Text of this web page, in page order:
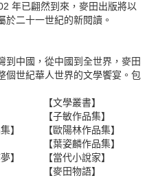
年已翩然到來，麥田出版將以
於二十一世紀的新閱讀。
到中國，從中國到全世界，麥田
個世紀華人世界的文學饗宴。包
【文學叢書】
【子敏作品集】
】
【歐陽林作品集】
【葉姿麟作品集】
】
【當代小說家】
【麥田物語】